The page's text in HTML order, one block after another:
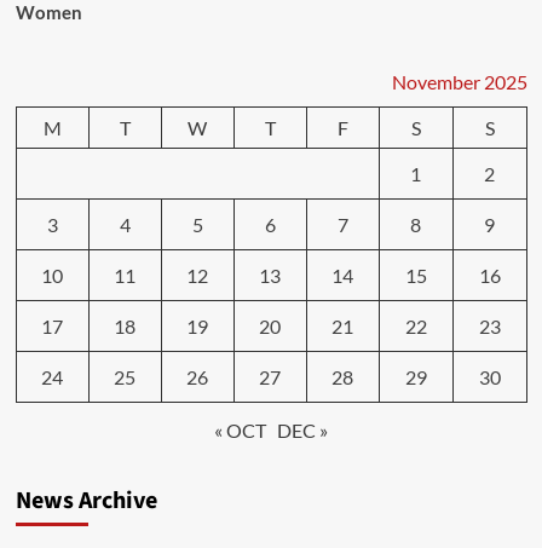
Women
November 2025
M
T W T F S
S
1
2
3 4 5 6 7 8 9
10 11 12 13 14 15 16
17 18 19 20 21 22 23
24 25 26 27 28 29 30
« OCT DEC »
News Archive